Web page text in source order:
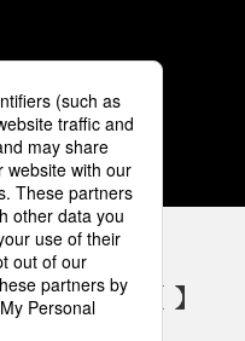
4 5
SNSアカウント